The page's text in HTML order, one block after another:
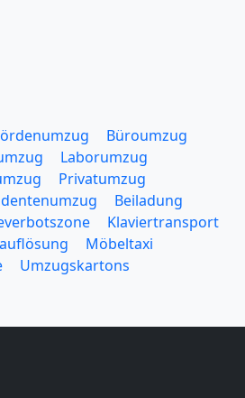
Büroumzug
Laborumzug
Privatumzug
Beiladung
Klaviertransport
Möbeltaxi
Umzugskartons